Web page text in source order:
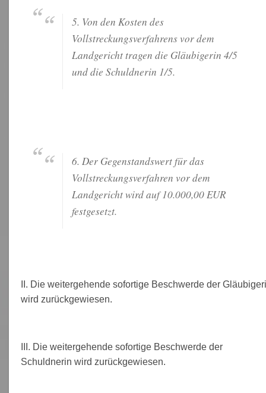
5. Von den Kosten des
Vollstreckungsverfahrens vor dem
Landgericht tragen die Gläubigerin 4/5
und die Schuldnerin 1/5.
6. Der Gegenstandswert für das
Vollstreckungsverfahren vor dem
Landgericht wird auf 10.000,00 EUR
festgesetzt.
II. Die weitergehende sofortige Beschwerde der
wird zurückgewiesen.
III. Die weitergehende sofortige Beschwerde der
Schuldnerin wird zurückgewiesen.